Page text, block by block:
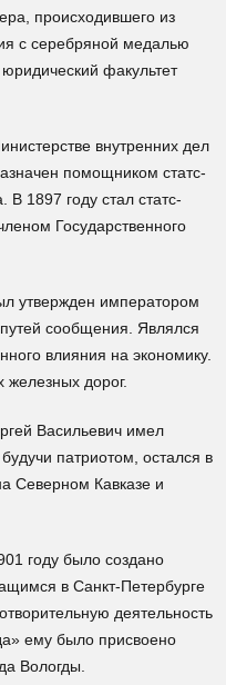
происходившего из
с серебряной медалью
факультет
внутренних дел
помощником статс-
В 1897 году стал статс-
Государственного
утвержден императором
сообщения. Являлся
влияния на экономику.
железных дорог.
Васильевич имел
патриотом, остался в
Северном Кавказе и
году было создано
в Санкт-Петербурге
деятельность
ему было присвоено
Вологды.